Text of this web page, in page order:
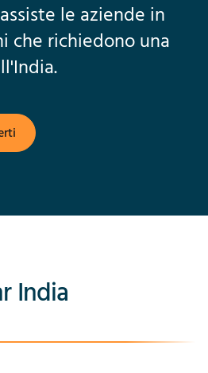
le aziende in
richiedono una
India